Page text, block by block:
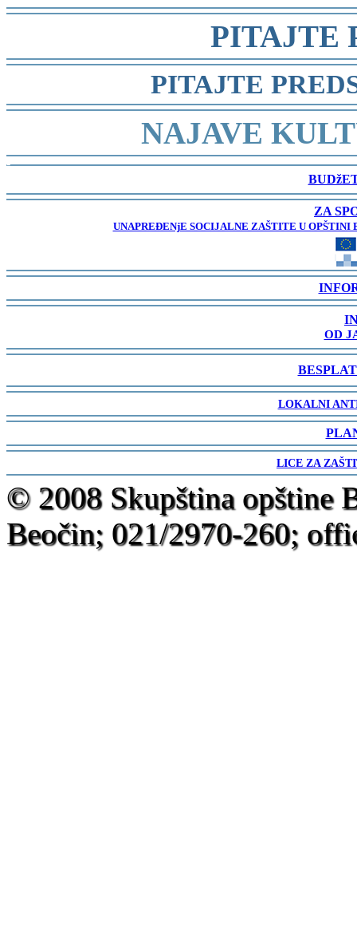
-
PITAJTE
-
PITAJTE
-
NAJAVE
-
-
ZA
UNAPREĐENjE SOCIJALNE ZAŠTITE U OPŠTINI
-
-
OD
-
-
LOKALNI
-
-
LICE ZA
© 2008 Skupština opštine
Beočin; 021/2970-260;